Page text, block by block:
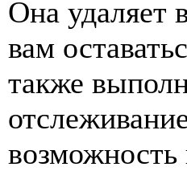
Она удаляет
вам
также